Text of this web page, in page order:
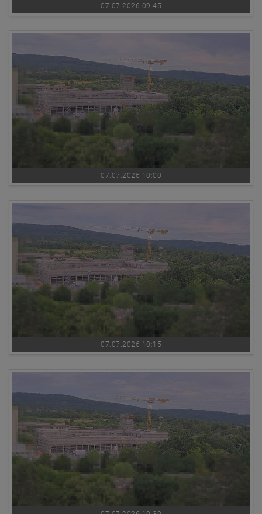
07.07.2026 09:45
07.07.2026 10:00
07.07.2026 10:15